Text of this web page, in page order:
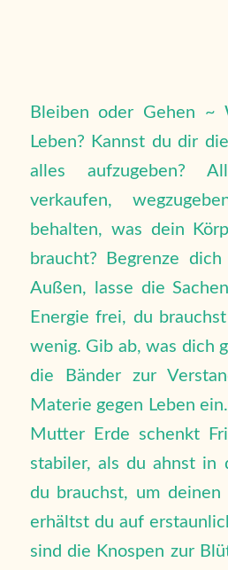
Bleiben oder Gehen ~
Leben? Kannst du dir
alles aufzugeben?
verkaufen,
behalten, was dein
braucht? Begrenze
Außen, lasse die
Energie frei, du
wenig. Gib ab, was dich
die Bänder zur
Materie gegen Leben
Mutter Erde schenkt
stabiler, als du ahnst in
du brauchst, um deinen
erhältst du auf
sind die Knospen zur